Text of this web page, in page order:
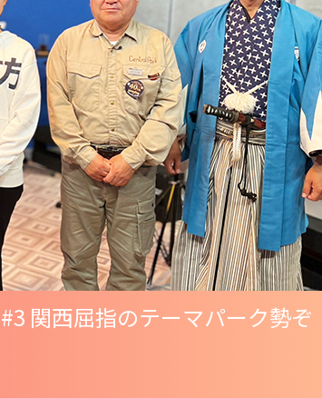
#3 関西屈指のテーマパーク勢ぞ